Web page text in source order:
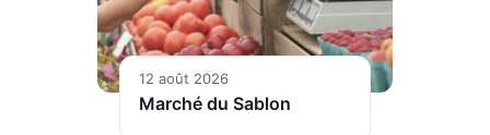
12 août 2026
Marché du Sablon